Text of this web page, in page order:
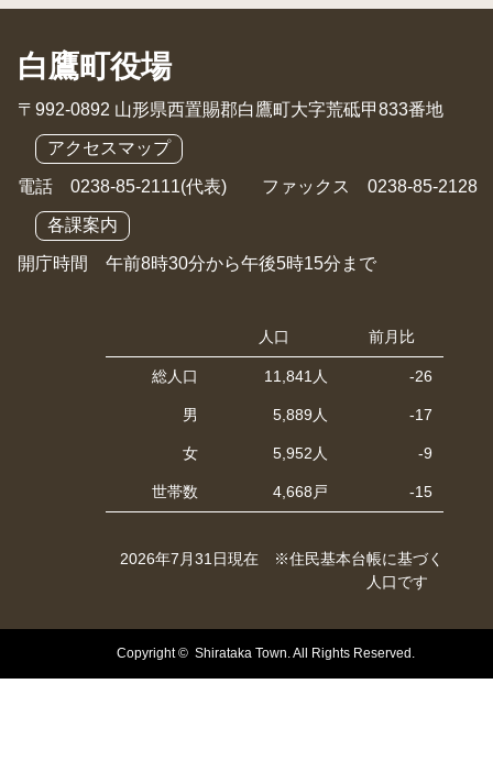
白鷹町役場
〒992-0892 山形県西置賜郡白鷹町大字荒砥甲833番地
アクセスマップ
電話 0238-85-2111(代表) ファックス 0238-85-2128
各課案内
開庁時間 午前8時30分から午後5時15分まで
人口 前月比
総人口 11,841人 -26
男 5,889人 -17
女 5,952人 -9
世帯数 4,668戸 -15
2026年7月31日現在 ※住民基本台帳に基づく
人口です
Copyright © Shirataka Town. All Rights Reserved.